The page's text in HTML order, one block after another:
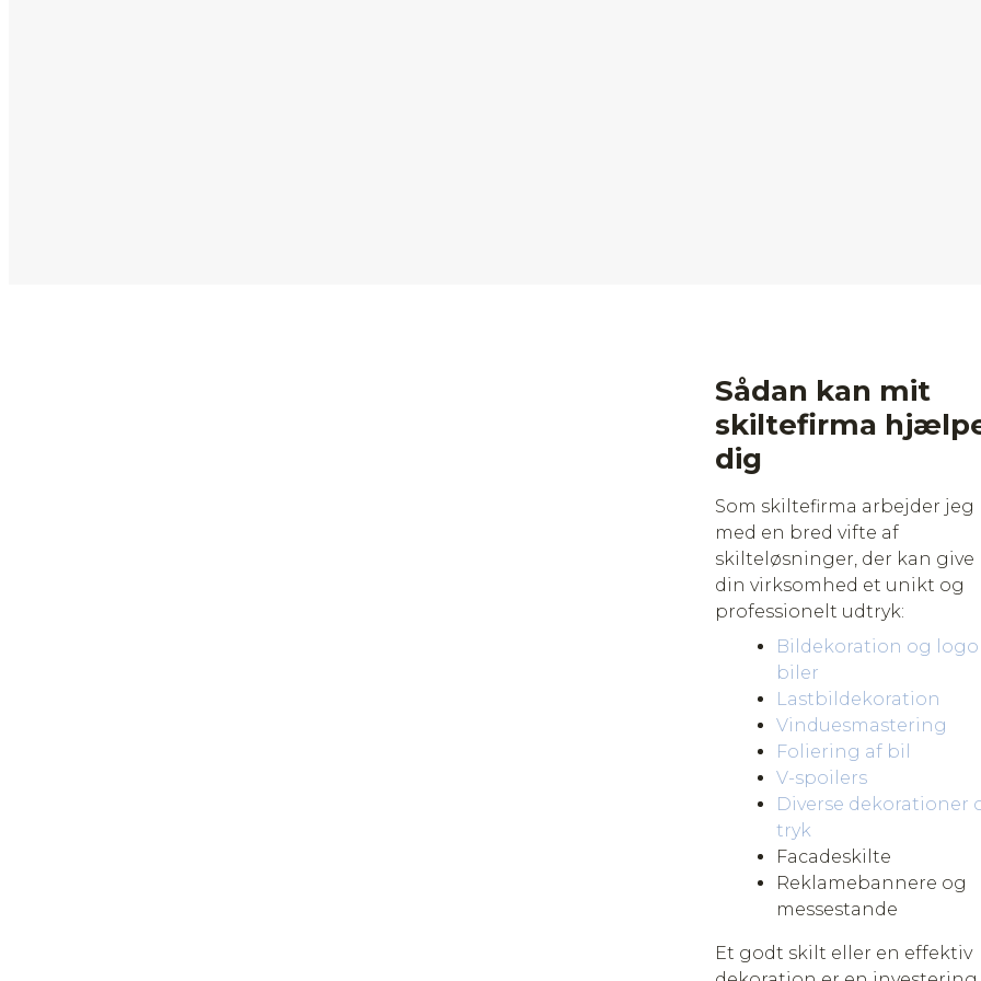
Sådan kan mit
skiltefirma
dig
Som skiltefirma arbejder jeg
med en bred vifte af
skilteløsninger, der kan give
din virksomhed et unikt og
professionelt udtryk:
Bildekoration og
biler
Lastbildekoration
Vinduesmastering
Foliering af bil
V-spoilers
Diverse dekorationer
tryk
Facadeskilte
Reklamebannere og
messestande
Et godt skilt eller en effektiv